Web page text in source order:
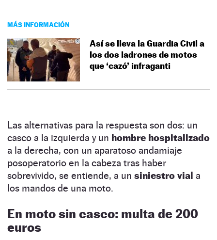
MÁS INFORMACIÓN
Así se lleva la Guardia Civil a
los dos ladrones de motos
que ‘cazó’ infraganti
Las alternativas para la respuesta son dos: un
casco a la izquierda y un hombre hospitalizado
a la derecha, con un aparatoso andamiaje
posoperatorio en la cabeza tras haber
sobrevivido, se entiende, a un siniestro vial a
los mandos de una moto.
En moto sin casco: multa de 200
euros